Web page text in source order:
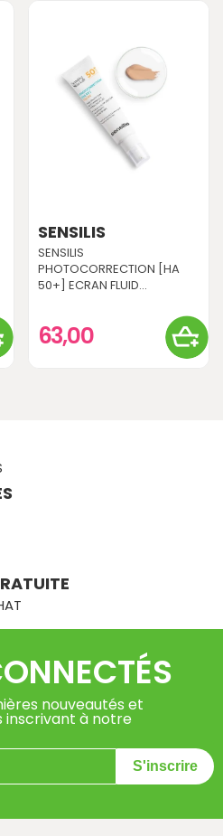
SENSILIS
SENSILIS
PHOTOCORRECTION [HA
50+] ECRAN FLUID...
63,00
nouveautés et
inscrivant à notre
S'inscrire